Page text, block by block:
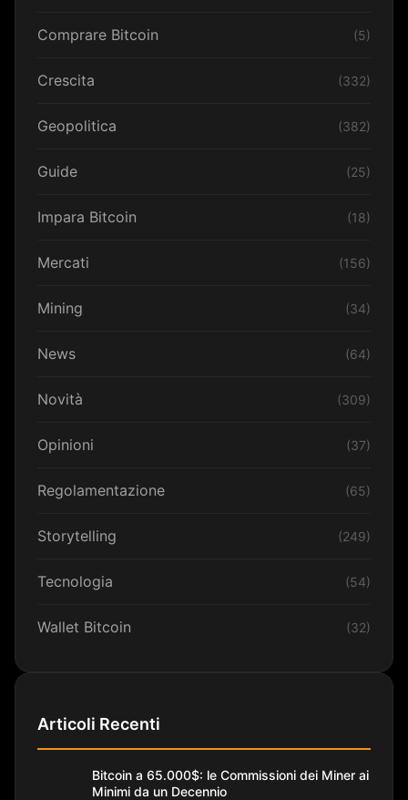
Comprare Bitcoin (5)
Crescita (332)
Geopolitica (382)
Guide (25)
Impara Bitcoin (18)
Mercati (156)
Mining (34)
News (64)
Novità (309)
Opinioni (37)
Regolamentazione (65)
Storytelling (249)
Tecnologia (54)
Wallet Bitcoin (32)
Articoli Recenti
Bitcoin a 65.000$: le Commissioni dei Miner ai
Minimi da un Decennio